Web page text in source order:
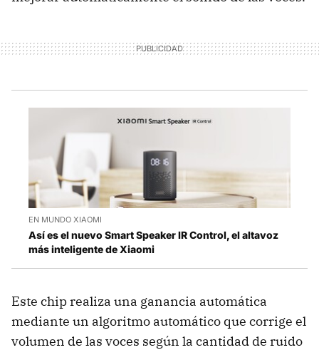
EN MUNDO XIAOMI
Así es el nuevo Smart Speaker IR Control, el altavoz
más inteligente de Xiaomi
Este chip realiza una ganancia automática
mediante un algoritmo automático que corrige el
volumen de las voces según la cantidad de ruido